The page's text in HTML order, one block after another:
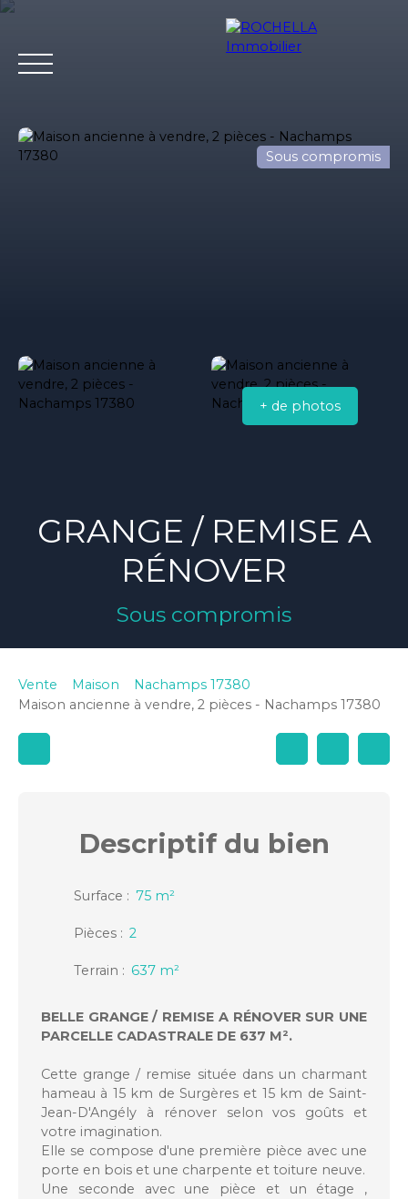
Estimation
Sous compromis
+ de photos
GRANGE / REMISE A
RÉNOVER
Sous compromis
Vente Maison
Nachamps 17380
Maison ancienne à vendre, 2 pièces - Nachamps 17380
Descriptifdu bien
Surface : 75 m²
Pièces : 2
Terrain : 637 m²
BELLE GRANGE / REMISE A RÉNOVER SUR UNE
PARCELLE CADASTRALE DE 637 M².
Cette grange / remise située dans un charmant
hameau à 15 km de Surgères et 15 km de Saint-
Jean-D'Angély à rénover selon vos goûts et
votre imagination.
Elle se compose d'une première pièce avec une
porte en bois et une charpente et toiture neuve.
Une seconde avec une pièce et un étage ,